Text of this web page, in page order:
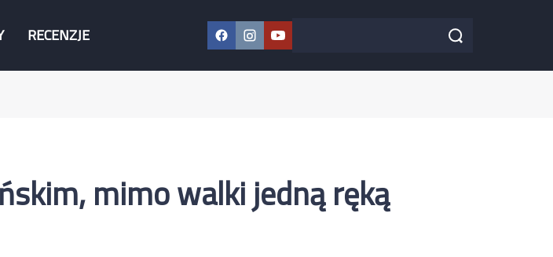
RECENZJE Facebook
Instagram
YouTube
Szukaj w serwisie Szukaj
mimo walki jedną ręką